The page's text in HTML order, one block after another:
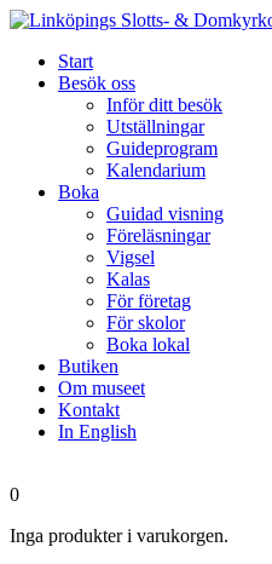
Start
Besök oss
Inför ditt besök
Utställningar
Guideprogram
Kalendarium
Boka
Guidad visning
Föreläsningar
Vigsel
Kalas
För företag
För skolor
Boka lokal
Butiken
Om museet
Kontakt
In English
0
Inga produkter i varukorgen.